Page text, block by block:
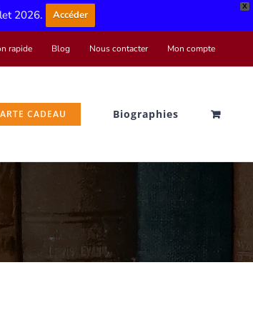
X
2026. Accéder
rapide Blog Nous contacter Mon compte
CADEAU Biographies